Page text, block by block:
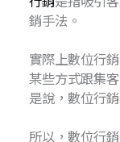
銷手法。
實際上數位行
某些方式跟集
是說，數位行
所以，數位行